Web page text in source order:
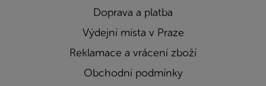
Doprava a platba
Výdejní místa v Praze
Reklamace a vrácení zboží
Obchodní podmínky